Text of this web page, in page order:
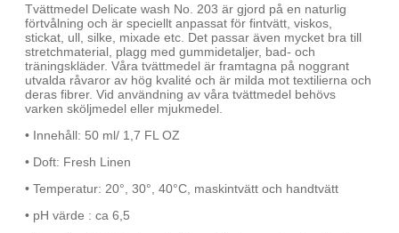
Tvättmedel Delicate wash No. 203 är gjord på en naturlig
förtvålning och är speciellt anpassat för fintvätt, viskos,
stickat, ull, silke, mixade etc. Det passar även mycket bra till
stretchmaterial, plagg med gummidetaljer, bad- och
träningskläder. Våra tvättmedel är framtagna på noggrant
utvalda råvaror av hög kvalité och är milda mot textilierna och
deras fibrer. Vid användning av våra tvättmedel behövs
varken sköljmedel eller mjukmedel.
• Innehåll: 50 ml/ 1,7 FL OZ
• Doft: Fresh Linen
• Temperatur: 20°, 30°, 40°C, maskintvätt och handtvätt
• pH värde : ca 6,5